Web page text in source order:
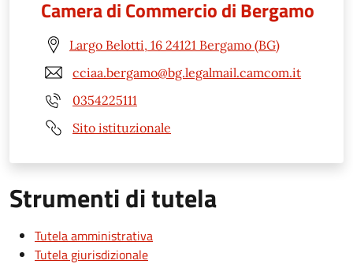
Camera di Commercio di Bergamo
Largo Belotti, 16 24121 Bergamo (BG)
cciaa.bergamo@bg.legalmail.camcom.it
0354225111
Sito istituzionale
Strumenti di tutela
Tutela amministrativa
Tutela giurisdizionale